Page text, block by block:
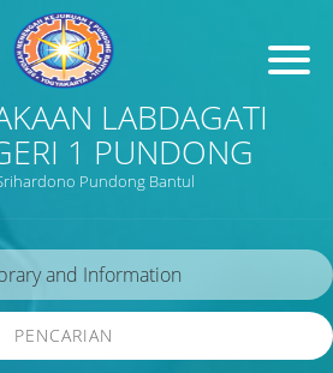
LABDAGATI
1 PUNDONG
Pundong Bantul
PENCARIAN